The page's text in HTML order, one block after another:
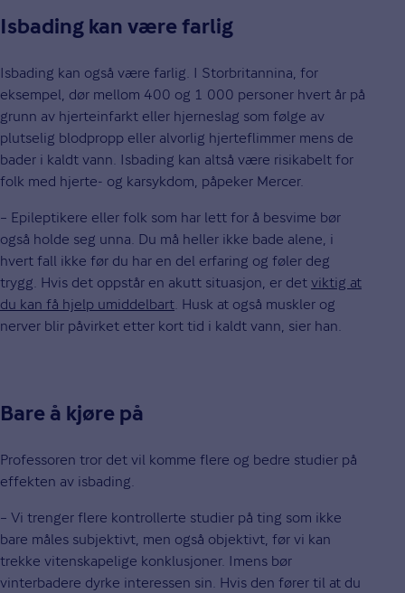
Isbading kan være farlig
Isbading kan også være farlig. I Storbritannina, for
eksempel, dør mellom 400 og 1 000 personer hvert år på
grunn av hjerteinfarkt eller hjerneslag som følge av
plutselig blodpropp eller alvorlig hjerteflimmer mens de
bader i kaldt vann. Isbading kan altså være risikabelt for
folk med hjerte- og karsykdom, påpeker Mercer.
– Epileptikere eller folk som har lett for å besvime bør
også holde seg unna. Du må heller ikke bade alene, i
hvert fall ikke før du har en del erfaring og føler deg
trygg. Hvis det oppstår en akutt situasjon, er det viktig at
du kan få hjelp umiddelbart. Husk at også muskler og
nerver blir påvirket etter kort tid i kaldt vann, sier han.
Bare å kjøre på
Professoren tror det vil komme flere og bedre studier på
effekten av isbading.
– Vi trenger flere kontrollerte studier på ting som ikke
bare måles subjektivt, men også objektivt, før vi kan
trekke vitenskapelige konklusjoner. Imens bør
vinterbadere dyrke interessen sin. Hvis den fører til at du